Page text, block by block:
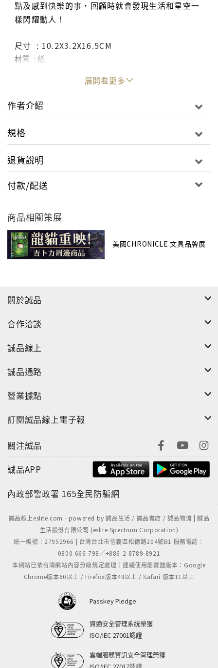
點及感到快樂的事，回顧時就會發現生活和星空一
樣閃耀動人！
尺寸 : 10.2X3.2X16.5CM
材質 : 紙
展開看更多
作者介紹
規格
退貨說明
付款/配送
商品相關策展
美國CHRONICLE 文具品牌展
關於誠品
合作洽談
誠品線上
誠品通路
營業據點
訂閱誠品線上電子報
關注誠品
誠品APP
內政部警政署 165全民防騙網
誠品線上eslite.com - powered by 誠品生活 / 誠品書店 / 誠品物流 | 誠品
生活股份有限公司 (eslite Spectrum Corporation)
統一編號：27952966 | 台灣台北市信義區松德路204號B1 服務電話：
0800-666-798／+886-2-8789-8921
本網站已依台灣網站內容分級規定處理｜建議使用瀏覽器版本：Google
Chrome版本60以上 / Firefox版本48以上 / Safari 版本11以上
Passkey Pledge
資通安全管理系統榮獲
ISO/IEC 27001認證
雲端服務資訊安全管理榮獲